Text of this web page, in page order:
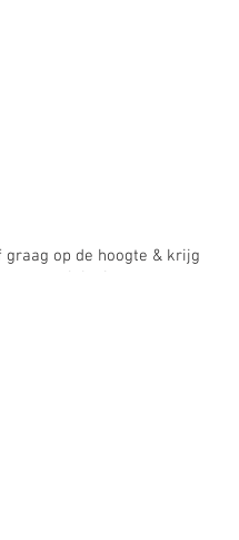
graag op de hoogte & krijg
warme gelukstips.